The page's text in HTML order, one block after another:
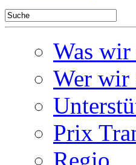
Was
Wer wir
Prix